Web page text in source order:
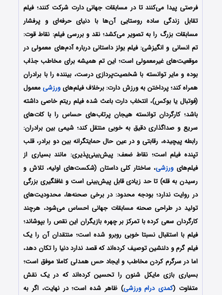
فرصتی پیدا می‌کنند تا در مسابقات جهانی دارت شرکت کنند؛ فیلم
تقابل زندگی ساده روستایی آن‌ها با دنیای حرفه‌ای و پرفشار
مسابقات بزرگ را به تصویر می‌کشد؛ نقد و بررسی فیلم: نقاط قوت:
تم انسانی و انگیزشی: فیلم بولز داستانی درباره آدم‌های معمولی در
موقعیت‌های غیرمعمولی است؛ این تم همیشه برای مخاطب جذاب
بوده و مایر توانسته با شخصیت‌پردازی درست، بیننده را با برادران
همراه کند؛ پرداختن به ورزش دارت: برخلاف فیلم‌های ورزشیمعمول
(فوتبال یا بوکس)، انتخاب دارت باعث شده فیلم ریتم خاصی داشته
باشد؛ کارگردان توانسته هیجان پرتاب‌های حساس را با کات‌های
سریع و صداگذاری دقیق به خوبی منتقل کند؛ شیمی بین برادران:
رابطه پیچیده، رقابتی و در عین حال حمایتگرانه بین دو برادر، قلب
تپنده فیلم است؛ نقاط ضعف: پیش‌بینی‌پذیری: مانند بسیاری از
فیلم‌هایورزشی، ساختار کلی داستان (شکست‌های اولیه، تلاش و
رسیدن به قله) تا حد زیادی قابل پیش‌بینی است و غافلگیری بزرگی
در روایت ندارد؛ بودجه محدود: در برخی صحنه‌ها، محدودیت‌های
تولید در طراحی صحنه مسابقات جهانی احساس می‌شود، هرچند
کارگردان سعی کرده با تمرکز بر چهره بازیگران این نقص را بپوشاند؛
فیلم با استقبال نسبتا خوبی روبرو شده است؛ منتقدان آن را یک
فیلم گرم و دلنشین توصیف کرده‌اند که قصد ندارد دنیا را تکان دهد،
اما در سرگرم کردن مخاطب و ایجاد حس همدلی کاملا موفق است؛
بسیاری بازی مایکل شنون را تحسین کرده‌اند که در یک نقش
متفاوت (کمدی درام ورزشی) ظاهر شده است؛ در نهایت، اگر به